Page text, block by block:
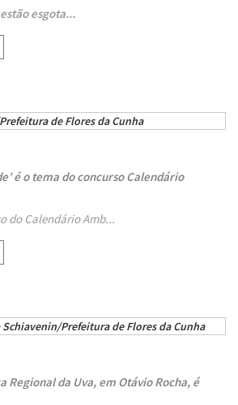
esgota...
é o tema do concurso Calendário
do Calendário Amb...
Regional da Uva, em Otávio Rocha, é